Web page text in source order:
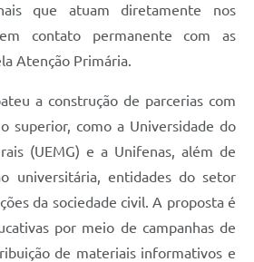
que atuam diretamente nos
contato permanente com as
Atenção Primária.
a construção de parcerias com
superior, como a Universidade do
(UEMG) e a Unifenas, além de
universitária, entidades do setor
da sociedade civil. A proposta é
por meio de campanhas de
de materiais informativos e